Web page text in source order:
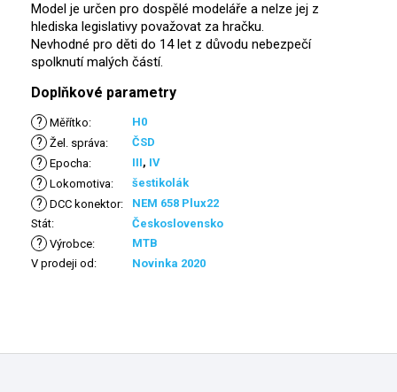
Model je určen pro dospělé modeláře a nelze jej z
hlediska legislativy považovat za hračku.
Nevhodné pro děti do 14 let z důvodu nebezpečí
spolknutí malých částí.
Doplňkové parametry
? Měřítko: H0
? Žel. správa: ČSD
? Epocha: III, IV
? Lokomotiva: šestikolák
? DCC konektor:
NEM 658 Plux22
Stát: Československo
? Výrobce:
MTB
V prodeji od : Novinka 2020